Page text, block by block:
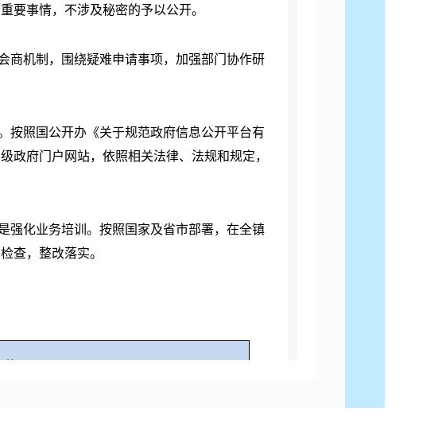
要事情，不涉及秘密的予以公开。
商机制，围绕疑难申请事项，加强部门协作研
按照国公开办《关于规范政府信息公开平台有
政府门户网站，依照相关法律、法规和规定，
强化业务培训。 按照国家及省市部署，在全镇
查，整改落实。